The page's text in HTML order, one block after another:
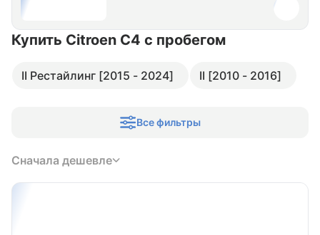
Купить Citroen C4 с пробегом
II Рестайлинг [2015 - 2024] II [2010 - 2016]
Все фильтры
Сначала дешевле